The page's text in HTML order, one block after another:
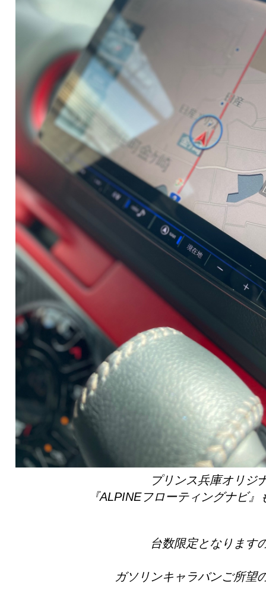
プリンス兵庫オリジ
『ALPINEフローティングナビ
台数限定となります
ガソリンキャラバンご所望